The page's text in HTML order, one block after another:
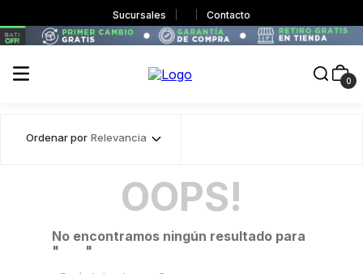
Sucursales Contacto
0
Ordenar por Relevancia
OOPS!
No encontramos ningún resultado para
"
"